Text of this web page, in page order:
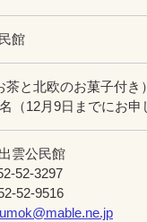
館
茶と北欧のお菓子付き）
（12月9日までにお申
雲公民館
52-3297
52-9516